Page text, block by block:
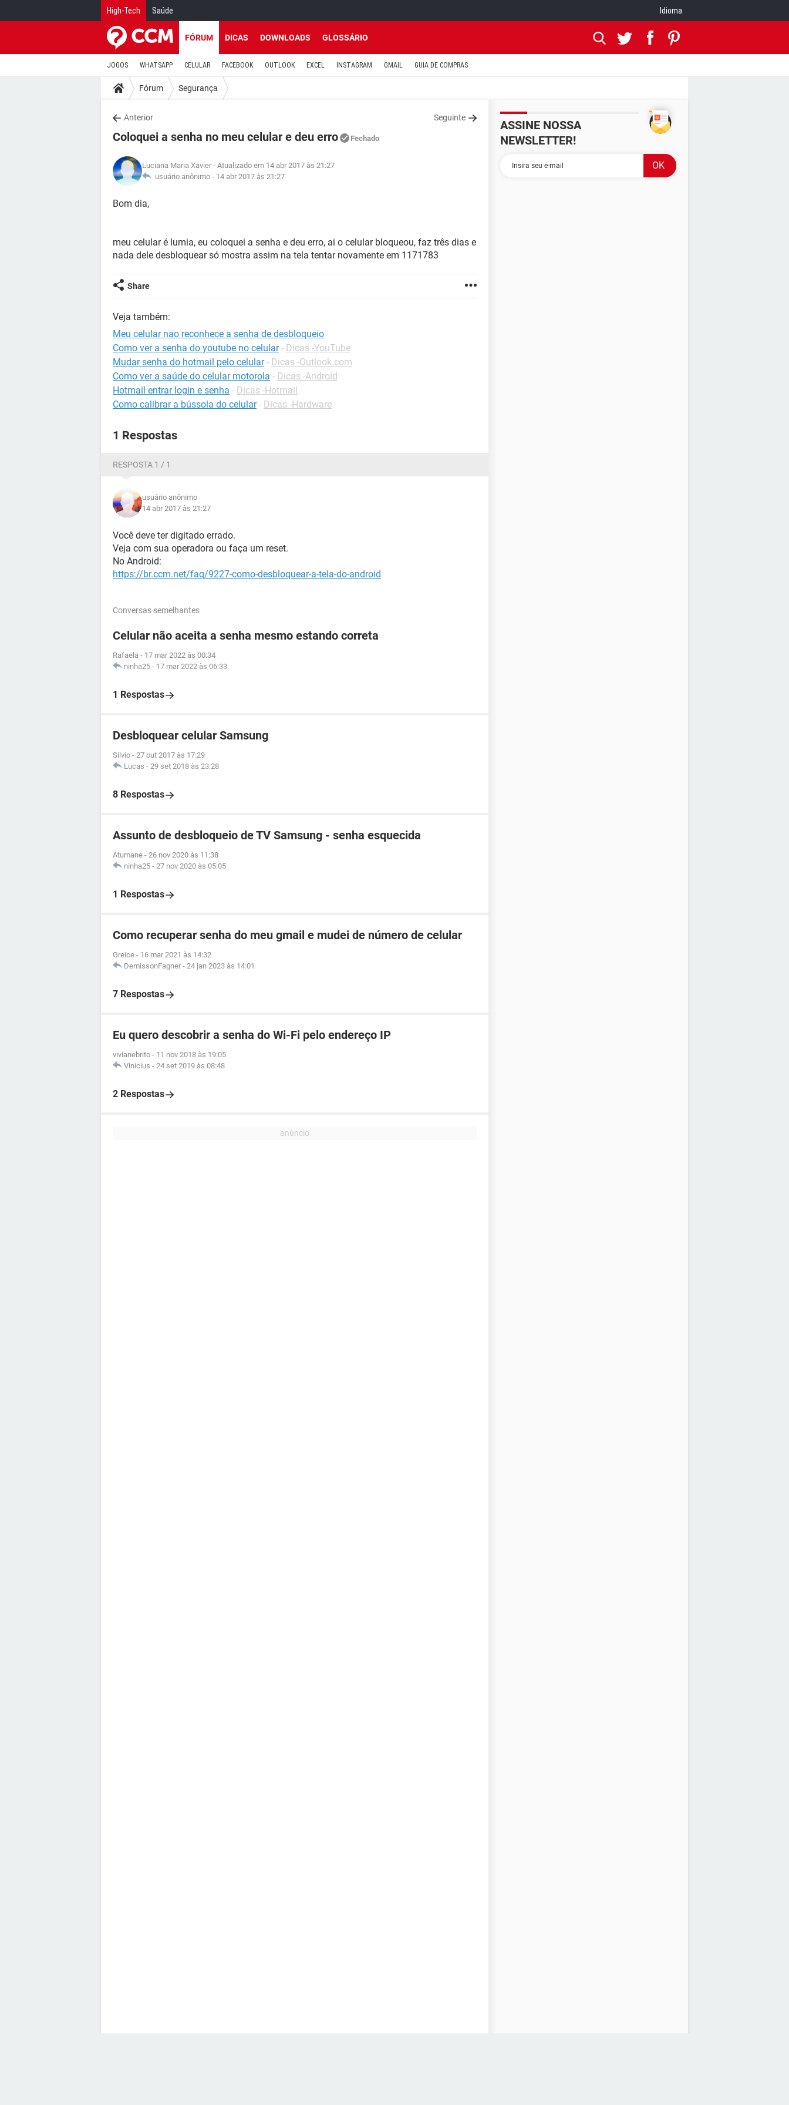
High-Tech Saúde Idioma
FÓRUM DICAS DOWNLOADS GLOSSÁRIO
JOGOS WHATSAPP CELULAR FACEBOOK OUTLOOK EXCEL INSTAGRAM GMAIL GUIA DE COMPRAS
Fórum Segurança
Anterior Seguinte
Coloquei a senha no meu celular e deu erro Fechado
Luciana Maria Xavier - Atualizado em 14 abr 2017 às 21:27
usuário anônimo - 14 abr 2017 às 21:27
Bom dia,
meu celular é lumia, eu coloquei a senha e deu erro, ai o celular bloqueou, faz três dias e
nada dele desbloquear só mostra assim na tela tentar novamente em 1171783
Share
Veja também:
Meu celular nao reconhece a senha de desbloqueio
Como ver a senha do youtube no celular - Dicas -YouTube
Mudar senha do hotmail pelo celular - Dicas -Outlook.com
Como ver a saúde do celular motorola - Dicas -Android
Hotmail entrar login e senha - Dicas -Hotmail
Como calibrar a bússola do celular - Dicas -Hardware
1 Respostas
RESPOSTA 1 / 1
usuário anônimo
14 abr 2017 às 21:27
Você deve ter digitado errado.
Veja com sua operadora ou faça um reset.
No Android:
https://br.ccm.net/faq/9227-como-desbloquear-a-tela-do-android
Conversas semelhantes
Celular não aceita a senha mesmo estando correta
Rafaela - 17 mar 2022 às 00:34
ninha25 - 17 mar 2022 às 06:33
1 Respostas
Desbloquear celular Samsung
Silvio - 27 out 2017 às 17:29
Lucas - 29 set 2018 às 23:28
8 Respostas
Assunto de desbloqueio de TV Samsung - senha esquecida
Atumane - 26 nov 2020 às 11:38
ninha25 - 27 nov 2020 às 05:05
1 Respostas
Como recuperar senha do meu gmail e mudei de número de celular
Greice - 16 mar 2021 às 14:32
DemissonFagner - 24 jan 2023 às 14:01
7 Respostas
Eu quero descobrir a senha do Wi-Fi pelo endereço IP
vivianebrito - 11 nov 2018 às 19:05
Vinicius - 24 set 2019 às 08:48
2 Respostas
ASSINE NOSSA
NEWSLETTER!